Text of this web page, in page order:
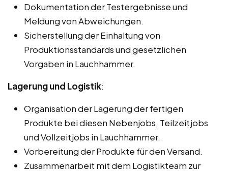
Dokumentation der Testergebnisse und
Meldung von Abweichungen.
Sicherstellung der Einhaltung von
Produktionsstandards und gesetzlichen
Vorgaben in Lauchhammer.
Lagerung und Logistik:
Organisation der Lagerung der fertigen
Produkte bei diesen Nebenjobs, Teilzeitjobs
und Vollzeitjobs in Lauchhammer.
Vorbereitung der Produkte für den Versand.
Zusammenarbeit mit dem Logistikteam zur